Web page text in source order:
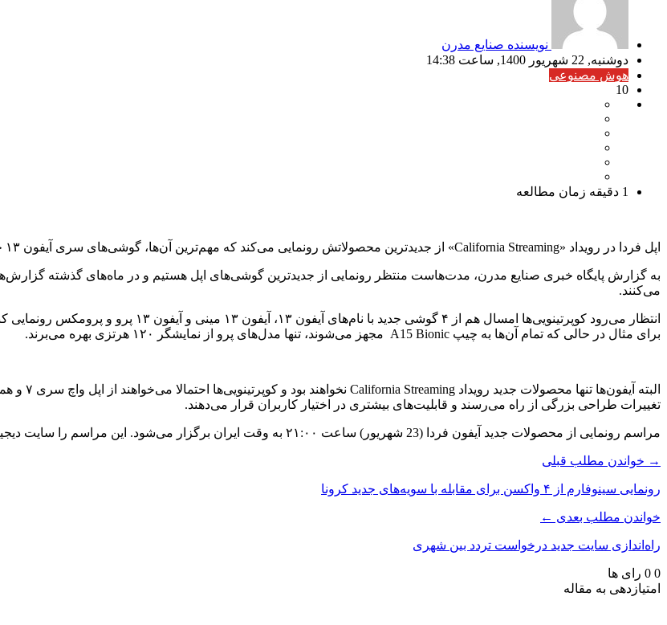
نویسنده صنایع مدرن
دوشنبه, 22 شهریور 1400, ساعت 14:38
هوش مصنوعی
10
1 دقیقه زمان مطالعه
اپل فردا در رویداد «California Streaming» از جدیدترین محصولاتش رونمایی می‌کند که مهم‌ترین آن‌ها، گوشی‌های سری آیفون ۱۳ خواهد بود.
به گزارش پایگاه خبری صنایع مدرن، مدت‌هاست منتظر رونمایی از جدیدترین گوشی‌های اپل هستیم و در ماه‌های گذشته گزارش‌ها
می‌کنند.
انتظار می‌رود کوپرتینویی‌ها امسال هم از ۴ گوشی
برای مثال در حالی که تمام آن‌ها به چیپ A15 Bionic مجهز می‌شوند، تنها مدل‌های پرو از نمایشگر ۱۲۰ هرتزی بهره می‌برند.
تغییرات طراحی بزرگی از راه می‌رسند و قابلیت‌های بیشتری در اختیار کاربران قرار می‌دهند.
مراسم رونمایی از محصولات جدید آیفون فردا (23 شهریور) ساعت ۲۱:۰۰ به وقت ایران برگزار می‌شود. این مراسم را سایت دیجیاتو به‌صورت زنده پوشش می‌دهد.
→ خواندن مطلب قبلی
رونمایی سینوفارم از ۴ واکسن برای مقابله با سویه‌های جدید کرونا
خواندن مطلب بعدی ←
راه‌اندازی سایت جدید درخواست تردد بین شهری
0
0 رای ها
امتیازدهی به مقاله